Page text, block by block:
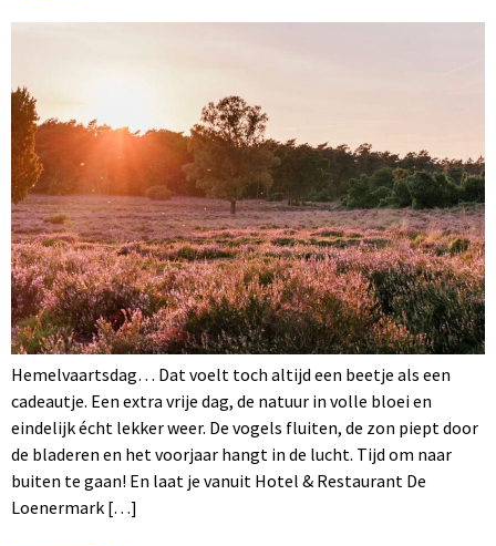
Hemelvaartsdag… Dat voelt toch altijd een beetje als een
cadeautje. Een extra vrije dag, de natuur in volle bloei en
eindelijk écht lekker weer. De vogels fluiten, de zon piept door
de bladeren en het voorjaar hangt in de lucht. Tijd om naar
buiten te gaan! En laat je vanuit Hotel & Restaurant De
Loenermark […]